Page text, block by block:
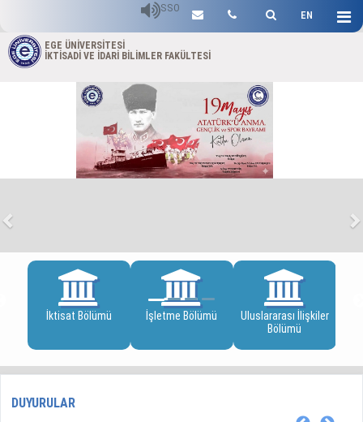
EN
SSO
EGE ÜNİVERSİTESİ
İKTİSADİ VE İDARİ BİLİMLER FAKÜLTESİ
Previous
İktisat Bölümü İşletme Bölümü
Uluslararası İlişkiler
Bölümü
DUYURULAR